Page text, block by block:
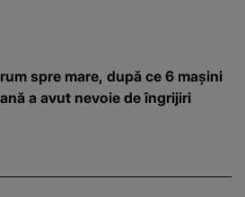
spre mare, după ce 6 mașini
a avut nevoie de îngrijiri